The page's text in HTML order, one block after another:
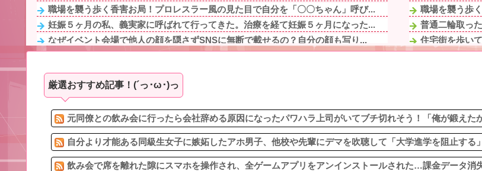
職場を襲う歩く香害お局！プロレスラー風の見た目で自分を「〇〇ちゃん」呼び...
妊娠５ヶ月の私、義実家に呼ばれて行ってきた。治療を経て妊娠５ヶ月になった...
なぜイベント会場で他人の顔を隠さずSNSに無断で載せるの？自分の顔も写り...
朝6時くらいに軽く目覚めると起きて横に居た妻がスキンシップをとってくるが...
旦那との出会いは親にも言っていない。私は元キャバ嬢で旦那は元ボーイ
妊娠５ヶ月の私、義実家に呼ばれて行ってきた。治療を経て妊娠５ヶ月になった...
16歳の娘が外見ばかり気にする。バイキン入ってるからしばらくカラコンやめ...
職場を襲う歩
普通二輪取っ
住宅街を歩い
居酒屋で4名
【画像】タト
厳選おすすめ記事！(´っ･ω･)っ
元同僚との飲み会に行ったら会社辞める原因になったパワハラ上司がいてブチ切れそう！「俺が鍛えた
自分より才能ある同級生女子に嫉妬したアホ男子、他校や先輩にデマを吹聴して「大学進学を阻止する
飲み会で席を離れた隙にスマホを操作され、全ゲームアプリをアンインストールされた…課金データ消